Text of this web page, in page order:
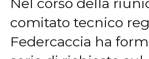
comitato tecnico
Federcaccia ha